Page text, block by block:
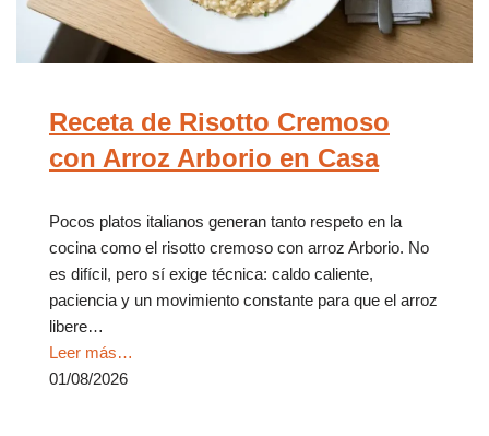
Receta de Risotto Cremoso
con Arroz Arborio en Casa
Pocos platos italianos generan tanto respeto en la
cocina como el risotto cremoso con arroz Arborio. No
es difícil, pero sí exige técnica: caldo caliente,
paciencia y un movimiento constante para que el arroz
libere…
Leer más…
01/08/2026